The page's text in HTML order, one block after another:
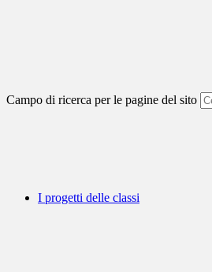
Campo di ricerca per le pagine del sito
I progetti delle classi